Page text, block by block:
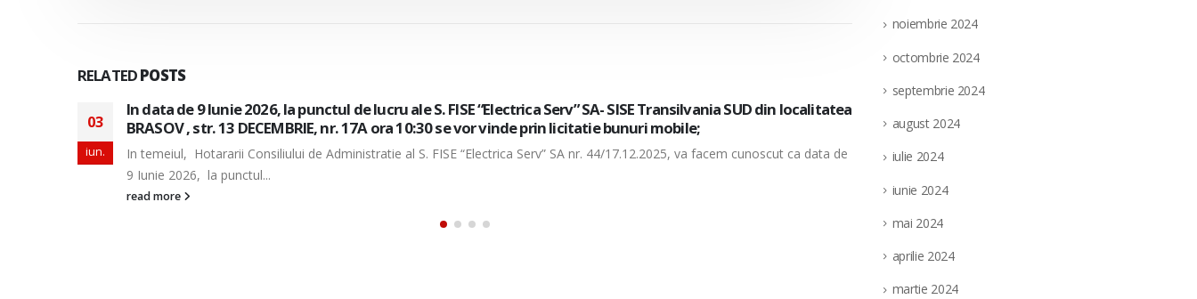
RELATEDPOSTS
29
apr.
In data de 26 Mai, 2 Iunie si 9 Iunie 2026, la punctul de lucru ale S. FISE “Electrica Serv” SA- SISE Transilvania
SUD din localitatea BRASOV , str. 13 DECEMBRIE, nr. 17A ora 10:30 se vor vinde prin licitatie bunuri mobile
In temeiul, Hotararii Consiliului de Administratie al S. FISE “Electrica Serv” SA nr. 44/17.12.2025, va facem cunoscut ca data
de 26 Mai, 2 Iunie si 9...
read more
02
apr.
Bucuresti sect. 6, str. Costin
In temeiul prevederilor art. 250 alin. (2) din
read more
noiembrie 2024
octombrie 2024
septembrie 2024
august 2024
iulie 2024
iunie 2024
mai 2024
aprilie 2024
martie 2024